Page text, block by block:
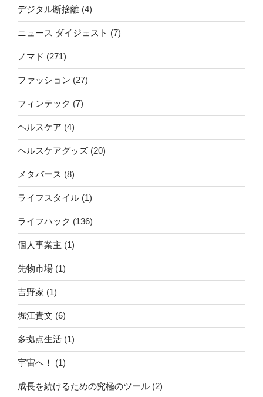
デジタル断捨離 (4)
ニュース ダイジェスト (7)
ノマド (271)
ファッション (27)
フィンテック (7)
ヘルスケア (4)
ヘルスケアグッズ (20)
メタバース (8)
ライフスタイル (1)
ライフハック (136)
個人事業主 (1)
先物市場 (1)
吉野家 (1)
堀江貴文 (6)
多拠点生活 (1)
宇宙へ！ (1)
成長を続けるための究極のツール (2)